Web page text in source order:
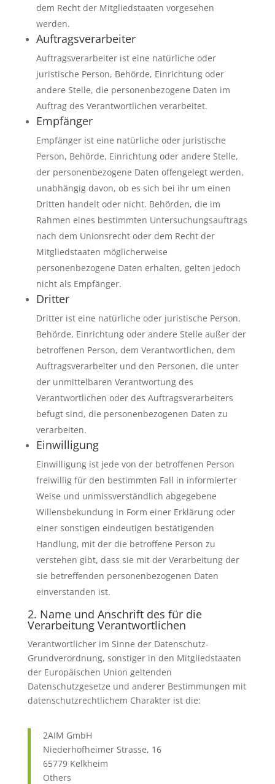
dem Recht der Mitgliedstaaten vorgesehen
werden.
Auftragsverarbeiter
Auftragsverarbeiter ist eine natürliche oder
juristische Person, Behörde, Einrichtung oder
andere Stelle, die personenbezogene Daten im
Auftrag des Verantwortlichen verarbeitet.
Empfänger
Empfänger ist eine natürliche oder juristische
Person, Behörde, Einrichtung oder andere Stelle,
der personenbezogene Daten offengelegt werden,
unabhängig davon, ob es sich bei ihr um einen
Dritten handelt oder nicht. Behörden, die im
Rahmen eines bestimmten Untersuchungsauftrags
nach dem Unionsrecht oder dem Recht der
Mitgliedstaaten möglicherweise
personenbezogene Daten erhalten, gelten jedoch
nicht als Empfänger.
Dritter
Dritter ist eine natürliche oder juristische Person,
Behörde, Einrichtung oder andere Stelle außer der
betroffenen Person, dem Verantwortlichen, dem
Auftragsverarbeiter und den Personen, die unter
der unmittelbaren Verantwortung des
Verantwortlichen oder des Auftragsverarbeiters
befugt sind, die personenbezogenen Daten zu
verarbeiten.
Einwilligung
Einwilligung ist jede von der betroffenen Person
freiwillig für den bestimmten Fall in informierter
Weise und unmissverständlich abgegebene
Willensbekundung in Form einer Erklärung oder
einer sonstigen eindeutigen bestätigenden
Handlung, mit der die betroffene Person zu
verstehen gibt, dass sie mit der Verarbeitung der
sie betreffenden personenbezogenen Daten
einverstanden ist.
2. Name und Anschrift des für die
Verarbeitung Verantwortlichen
Verantwortlicher im Sinne der Datenschutz-
Grundverordnung, sonstiger in den Mitgliedstaaten
der Europäischen Union geltenden
Datenschutzgesetze und anderer Bestimmungen mit
datenschutzrechtlichem Charakter ist die:
2AIM GmbH
Niederhofheimer Strasse, 16
65779 Kelkheim
Others